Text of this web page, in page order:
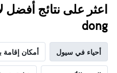
dong
أحياء في سيول أمكان إقامة